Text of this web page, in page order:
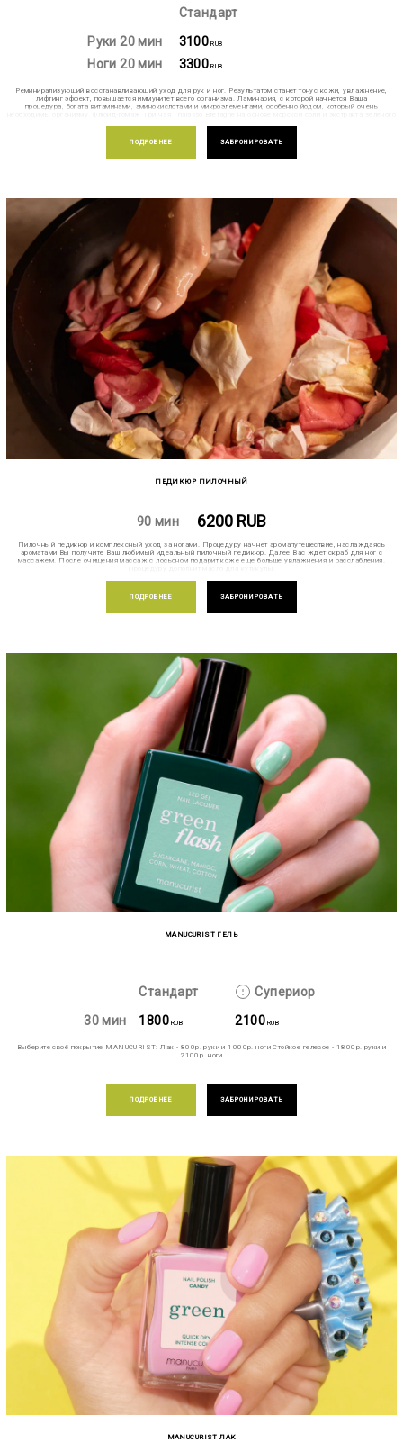
Стандарт
Руки 20 мин
3100 RUB
Ноги 20 мин 3300 RUB
Реминирализующий восстанавливающий уход для рук и ног. Результатом станет тонус кожи, увлажнение,
лифтинг эффект, повышается иммунитет всего организма. Ламинария, с которой начнется Ваша
процедура, богата витаминами, аминокислотами и микроэлементами, особенно йодом, который очень
Молочко Thalasso Bretagne в завершении ухода тонизирует и обеспечивает кожу влагой на продолжительное
время. Молочко содержит: масла макадамии и кунжутного семени, морскую воду и канделильский воск,
ПОДРОБНЕЕ ЗАБРОНИРОВАТЬ
ПЕДИКЮР ПИЛОЧНЫЙ
90 мин 6200 RUB
Пилочный педикюр и комплексный уход за ногами. Процедуру начнет аромапутешествие, наслаждаясь
ароматами Вы получите Ваш любимый идеальный пилочный педикюр. Далее Вас ждет скраб для ног с
массажем. После очищения массаж с лосьоном подарит коже еще больше увлажнения и расслабления.
ПОДРОБНЕЕ ЗАБРОНИРОВАТЬ
MANUCURIST ГЕЛЬ
Стандарт
Супериор
30 мин
1800 RUB 2100 RUB
Выберите своё покрытие MANUCURIST: Лак - 800р. руки и 1000р. ноги Стойкое гелевое - 1800р. руки и
2100р. ноги
ПОДРОБНЕЕ ЗАБРОНИРОВАТЬ
MANUCURIST ЛАК